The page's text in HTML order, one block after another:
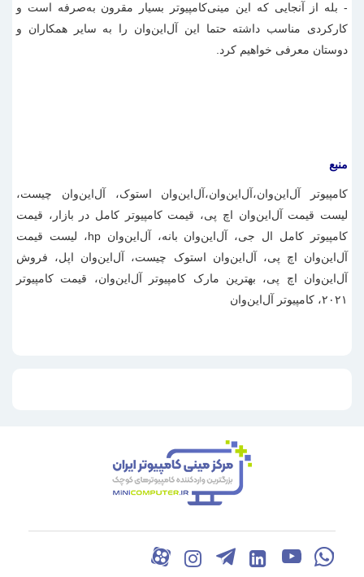
- بله از آنجایی که این مینی‌کامپیوتر بسیار مقرون به‌صرفه است و
کارکردی مناسب داشته حتما این آل‌این‌وان را به سایر همکاران و
دوستان معرفی خواهیم کرد.
منبع
کامپیوتر آل‌این‌وان،آل‌این‌وان،آل‌این‌وان استوک، آل‌این‌وان چیست،
لیست قیمت آل‌این‌وان اچ پی، قیمت کامپیوتر کامل در بازار، قیمت
کامپیوتر کامل ال جی، آل‌این‌وان بانه، آل‌این‌وان hp، لیست قیمت
آل‌این‌وان اچ پی، آل‌این‌وان استوک چیست، آل‌این‌وان اپل، فروش
آل‌این‌وان اچ پی، بهترین مارک کامپیوتر آل‌این‌وان، قیمت کامپیوتر
۲۰۲۱، کامپیوتر آل‌این‌وان